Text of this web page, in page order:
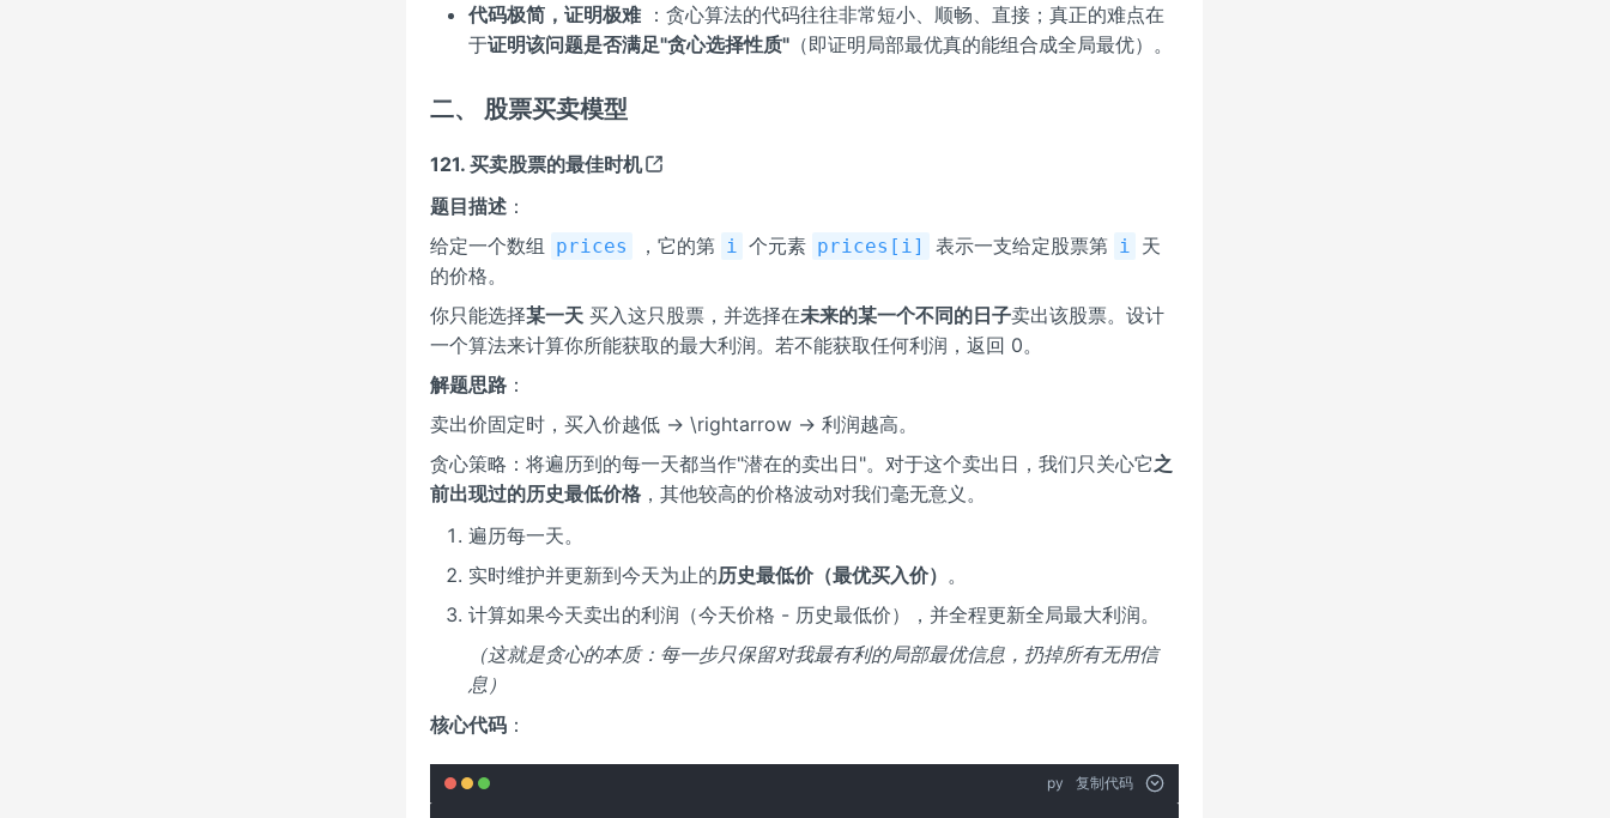
代码极简，证明极难：贪心算法的代码往往非常短小、顺畅、直接；真正的难点在
于证明该问题是否满足"贪心选择性质" （即证明局部最优真的能组合成全局最优）。
二、 股票买卖模型
121. 买卖股票的最佳时机
题目描述 ：
给定一个数组
prices ，它的第 i 个元素 prices[i] 表示一支给定股票第 i 天
的价格。
你只能选择某一天 买入这只股票，并选择在未来的某一个不同的日子卖出该股票。设计
一个算法来计算你所能获取的最大利润。若不能获取任何利润，返回 0。
解题思路 ：
卖出价固定时，买入价越低 → \rightarrow → 利润越高。
贪心策略：将遍历到的每一天都当作"潜在的卖出日"。对于这个卖出日，我们只关心它之
前出现过的历史最低价格 ，其他较高的价格波动对我们毫无意义。
遍历每一天。
实时维护并更新到今天为止的历史最低价（最优买入价） 。
计算如果今天卖出的利润（今天价格 - 历史最低价），并全程更新全局最大利润。
（这就是贪心的本质：每一步只保留对我最有利的局部最优信息，扔掉所有无用信
息）
核心代码 ：
py 复制代码